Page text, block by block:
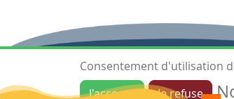
Ressources
Consentement d'utilisation
J'accepte
Je refuse